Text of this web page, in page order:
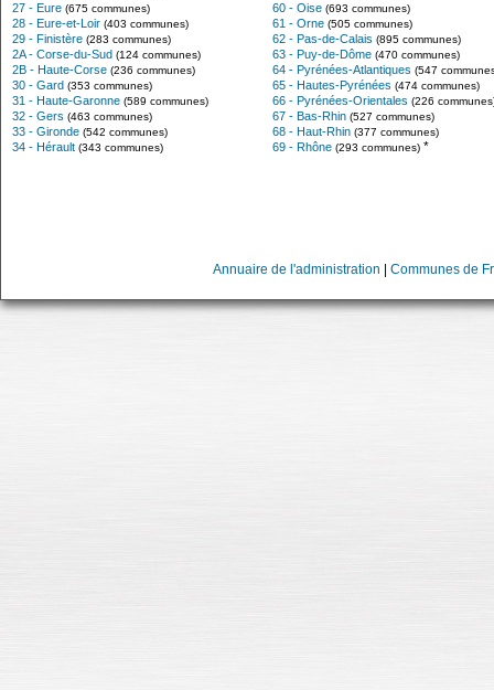
27 - Eure (675 communes)
28 - Eure-et-Loir (403 communes)
29 - Finistère (283 communes)
2A - Corse-du-Sud (124 communes)
2B - Haute-Corse (236 communes)
30 - Gard (353 communes)
31 - Haute-Garonne (589 communes)
32 - Gers (463 communes)
33 - Gironde (542 communes)
34 - Hérault (343 communes)
60 - Oise (693 communes)
61 - Orne (505 communes)
62 - Pas-de-Calais (895 communes)
63 - Puy-de-Dôme (470 communes)
64 - Pyrénées-Atlantiques (547
65 - Hautes-Pyrénées (474 communes)
66 - Pyrénées-Orientales (226
67 - Bas-Rhin (527 communes)
68 - Haut-Rhin (377 communes)
69 - Rhône (293 communes) *
Annuaire de l'administration Communes de